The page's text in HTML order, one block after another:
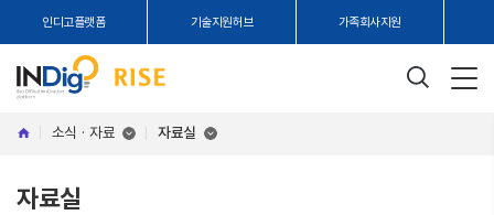
인디고플랫폼 기술지원허브 가족회사지원
소식 · 자료 자료실
자료실